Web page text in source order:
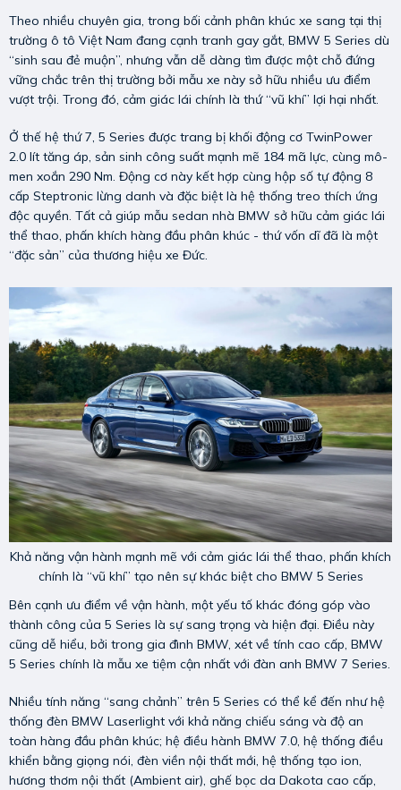
Theo nhiều chuyên gia, trong bối cảnh phân khúc xe sang tại thị
trường ô tô Việt Nam đang cạnh tranh gay gắt, BMW 5 Series dù
“sinh sau đẻ muộn”, nhưng vẫn dễ dàng tìm được một chỗ đứng
vững chắc trên thị trường bởi mẫu xe này sở hữu nhiều ưu điểm
vượt trội. Trong đó, cảm giác lái chính là thứ “vũ khí” lợi hại nhất.
Ở thế hệ thứ 7, 5 Series được trang bị khối động cơ TwinPower
2.0 lít tăng áp, sản sinh công suất mạnh mẽ 184 mã lực, cùng mô-
men xoắn 290 Nm. Động cơ này kết hợp cùng hộp số tự động 8
cấp Steptronic lừng danh và đặc biệt là hệ thống treo thích ứng
độc quyền. Tất cả giúp mẫu sedan nhà BMW sở hữu cảm giác lái
thể thao, phấn khích hàng đầu phân khúc - thứ vốn dĩ đã là một
“đặc sản” của thương hiệu xe Đức.
Khả năng vận hành mạnh mẽ với cảm giác lái thể thao, phấn khích
chính là “vũ khí” tạo nên sự khác biệt cho BMW 5 Series
Bên cạnh ưu điểm về vận hành, một yếu tố khác đóng góp vào
thành công của 5 Series là sự sang trọng và hiện đại. Điều này
cũng dễ hiểu, bởi trong gia đình BMW, xét về tính cao cấp, BMW
5 Series chính là mẫu xe tiệm cận nhất với đàn anh BMW 7 Series.
Nhiều tính năng “sang chảnh” trên 5 Series có thể kể đến như hệ
thống đèn BMW Laserlight với khả năng chiếu sáng và độ an
toàn hàng đầu phân khúc; hệ điều hành BMW 7.0, hệ thống điều
khiển bằng giọng nói, đèn viền nội thất mới, hệ thống tạo ion,
hương thơm nội thất (Ambient air), ghế bọc da Dakota cao cấp,